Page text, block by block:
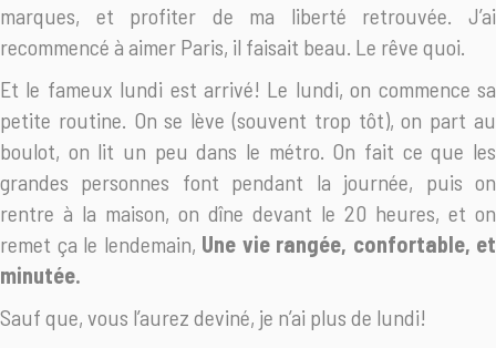
marques, et profiter de ma liberté retrouvée. J’ai
recommencé à aimer Paris, il faisait beau. Le rêve quoi.
Et le fameux lundi est arrivé! Le lundi, on commence sa
petite routine. On se lève (souvent trop tôt), on part au
boulot, on lit un peu dans le métro. On fait ce que les
grandes personnes font pendant la journée, puis on
rentre à la maison, on dîne devant le 20 heures, et on
remet ça le lendemain, Une vie rangée, confortable, et
minutée.
Sauf que, vous l’aurez deviné, je n’ai plus de lundi!